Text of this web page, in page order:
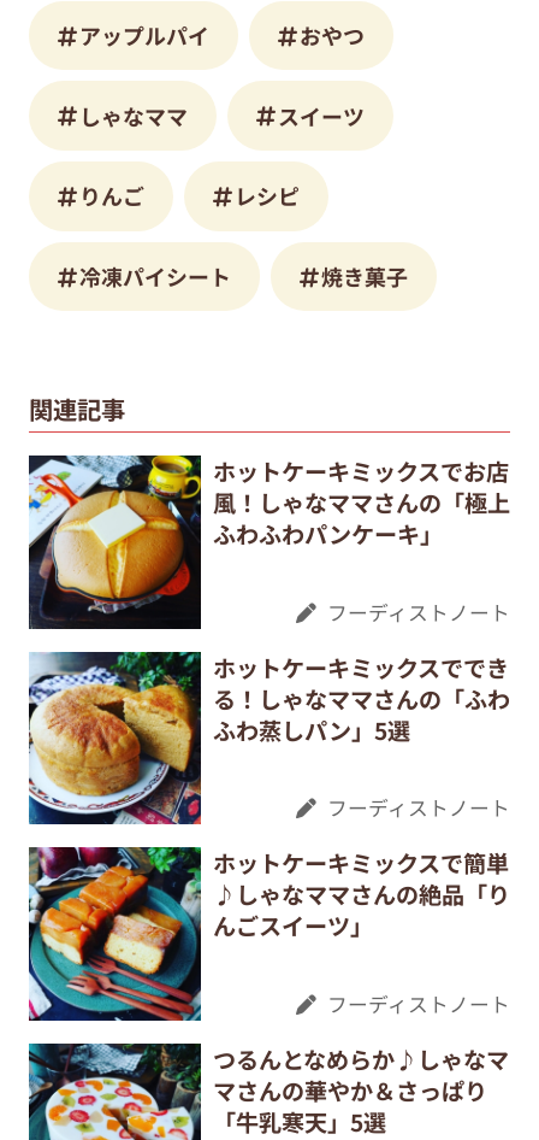
アップルパイ おやつ
しゃなママ スイーツ
りんご レシピ
冷凍パイシート 焼き菓子
関連記事
ホットケーキミックスでお店
風！しゃなママさんの「極上
ふわふわパンケーキ」
フーディストノート
ホットケーキミックスででき
る！しゃなママさんの「ふわ
ふわ蒸しパン」5選
フーディストノート
ホットケーキミックスで簡単
♪しゃなママさんの絶品「り
んごスイーツ」
フーディストノート
つるんとなめらか♪しゃなマ
マさんの華やか＆さっぱり
「牛乳寒天」5選